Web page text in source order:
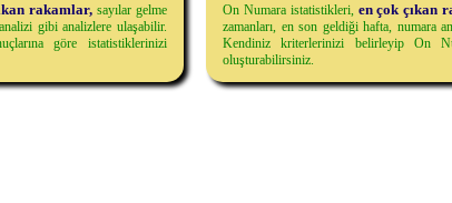
rakamlar,sayılar gelme
gibi analizlere ulaşabilir.
göre istatistiklerinizi
On Numara istatistikleri, en çok çıkan
zamanları, en son geldiği hafta, numara
Kendiniz kriterlerinizi belirleyip On
oluşturabilirsiniz.